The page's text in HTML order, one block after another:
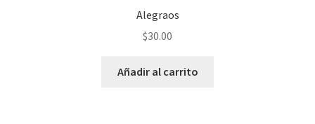
Alegraos
$30.00
Añadir al carrito